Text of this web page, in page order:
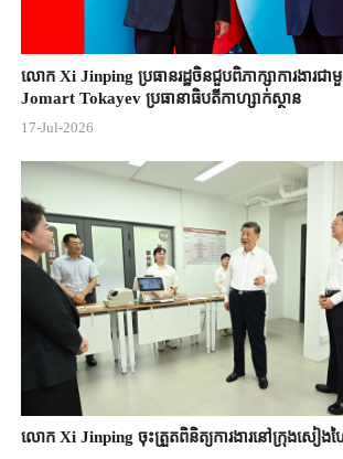
លោក Xi Jinping ប្រធានរដ្ឋចិន​ជួបពិភាក្សា​ការងារ
Jomart ​Tokayev ​ប្រធានាធិបតី​កាហ្សាក់ស្ថាន​
17-Jul-2026
លោក Xi Jinping ចុះត្រួតពិនិត្យការងារនៅក្រុងសៀង